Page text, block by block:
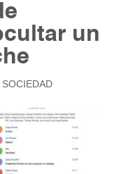
un
SOCIEDAD